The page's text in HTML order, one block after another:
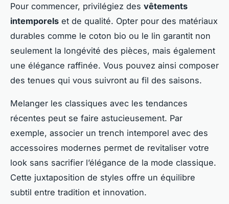
Pour commencer, privilégiez des vêtements
intemporels et de qualité. Opter pour des matériaux
durables comme le coton bio ou le lin garantit non
seulement la longévité des pièces, mais également
une élégance raffinée. Vous pouvez ainsi composer
des tenues qui vous suivront au fil des saisons.
Melanger les classiques avec les tendances
récentes peut se faire astucieusement. Par
exemple, associer un trench intemporel avec des
accessoires modernes permet de revitaliser votre
look sans sacrifier l’élégance de la mode classique.
Cette juxtaposition de styles offre un équilibre
subtil entre tradition et innovation.